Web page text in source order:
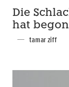
Die
hat
tamar ziff